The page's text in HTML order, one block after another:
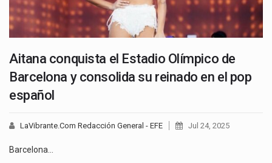
Aitana conquista el Estadio Olímpico de
Barcelona y consolida su reinado en el pop
español
LaVibrante.Com Redacción General - EFE Jul 24, 2025
Barcelona…